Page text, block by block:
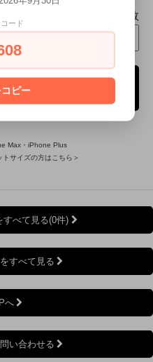
個数
続き
Max・iPhone Plus
サイズの方はこちら＞
すべて見る(0件)
すべて見る
へ
い合わせる
ード
ピー